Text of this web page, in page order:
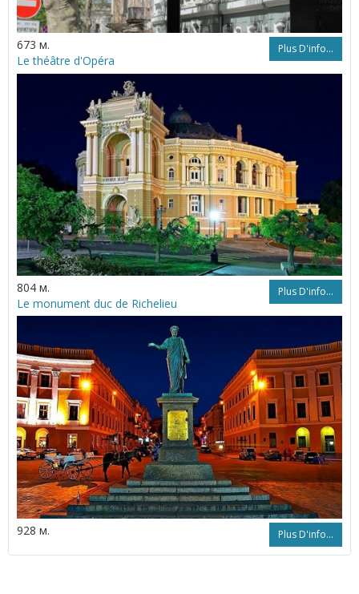
673 м. Plus D'info...
Le théâtre d'Opéra
804 м. Plus D'info...
Le monument duc de Richelieu
928 м. Plus D'info...